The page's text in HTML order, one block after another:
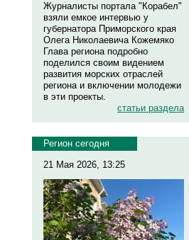
Журналисты портала "Корабел"
взяли емкое интервью у
губернатора Приморского края
Олега Николаевича Кожемяко
Глава региона подробно
поделился своим видением
развития морских отраслей
региона и включении молодежи
в эти проекты.
статьи раздела
Регион сегодня
21 Мая 2026, 13:25